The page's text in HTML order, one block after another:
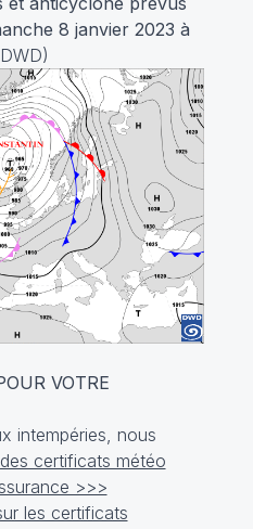
8 janvier 2023 à
VOTRE
intempéries, nous
des certificats météo
>>>
les certificats